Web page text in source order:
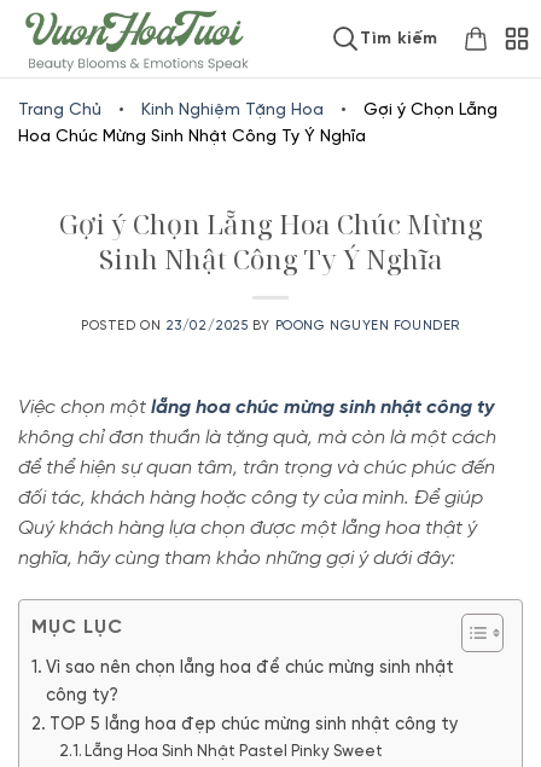
www.vuonhoatuoi.vnSkip
to
content
Tìm kiếm
Trang Chủ • Kinh Nghiệm Tặng Hoa •
Gợi ý Chọn Lẵng
Hoa Chúc Mừng Sinh Nhật Công Ty Ý Nghĩa
Gợi ý Chọn Lẵng Hoa Chúc Mừng
Sinh Nhật Công Ty Ý Nghĩa
POSTED ON 23/02/2025 BY POONG NGUYEN FOUNDER
Việc chọn một lẵng hoa chúc mừng sinh nhật công ty
không chỉ đơn thuần là tặng quà, mà còn là một cách
để thể hiện sự quan tâm, trân trọng và chúc phúc đến
đối tác, khách hàng hoặc công ty của mình. Để giúp
Quý khách hàng lựa chọn được một lẵng hoa thật ý
nghĩa, hãy cùng tham khảo những gợi ý dưới đây:
MỤC LỤC
Vì sao nên chọn lẵng hoa để chúc mừng sinh nhật
công ty?
TOP 5 lẵng hoa đẹp chúc mừng sinh nhật công ty
Lẵng Hoa Sinh Nhật Pastel Pinky Sweet